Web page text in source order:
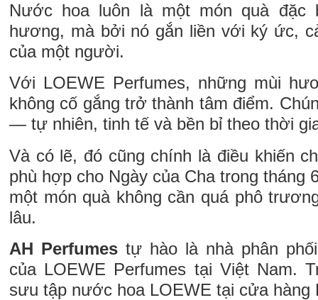
Nước hoa luôn là một món quà đặc
hương, mà bởi nó gắn liền với ký ức,
của một người.
Với LOEWE Perfumes, những mùi
không cố gắng trở thành tâm điểm.
— tự nhiên, tinh tế và bền bỉ theo thời
Và có lẽ, đó cũng chính là điều khiến
phù hợp cho Ngày của Cha trong tháng
một món quà không cần quá phô
lâu.
AH Perfumes tự hào là nhà phân
của LOEWE Perfumes tại Việt Nam.
sưu tập nước hoa LOEWE tại cửa hàng